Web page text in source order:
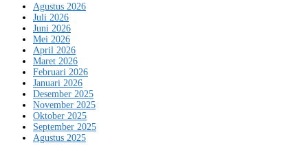
Agustus 2026
Juli 2026
Juni 2026
Mei 2026
April 2026
Maret 2026
Februari 2026
Januari 2026
Desember 2025
November 2025
Oktober 2025
September 2025
Agustus 2025